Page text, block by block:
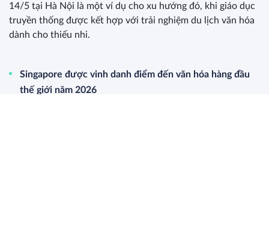
14/5 tại Hà Nội là một ví dụ cho xu hướng đó, khi giáo dục
truyền thống được kết hợp với trải nghiệm du lịch văn hóa
dành cho thiếu nhi.
Singapore được vinh danh điểm đến văn hóa hàng đầu
thế giới năm 2026